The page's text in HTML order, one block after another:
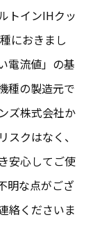
トインIHクッ
におきまし
電流値」の基
種の製造元で
ズ株式会社か
クはなく、
安心してご使
明な点がござ
絡くださいま